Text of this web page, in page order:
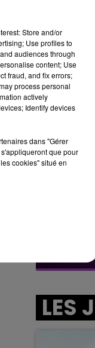
TAYLOR
The Fate
A
LA
LES
Store and/or
Use profiles to
audiences through
content; Use
fraud, and fix errors;
process personal
actively
Identify devices
dans "Gérer
que pour
cookies" situé en